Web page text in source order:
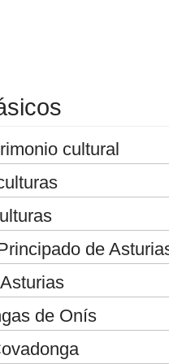
cultural
de
Asturias
de Onís